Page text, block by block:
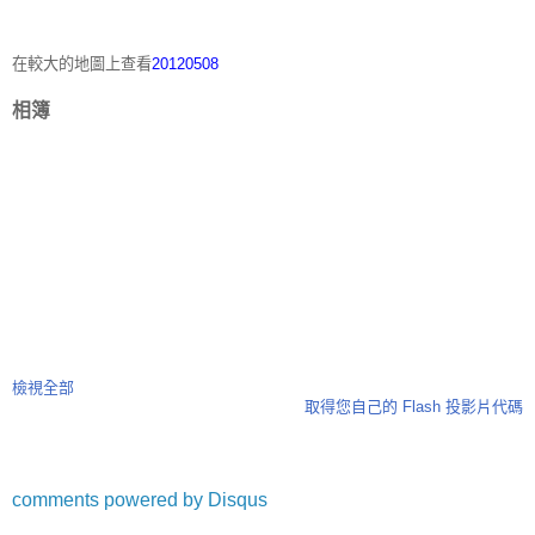
在較大的地圖上查看20120508
相簿
檢視全部
取得您自己的 Flash 投影片代碼
comments powered by Disqus